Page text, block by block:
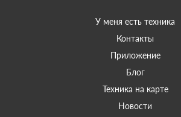
У меня есть техника
Контакты
Приложение
Блог
Техника на карте
Новости